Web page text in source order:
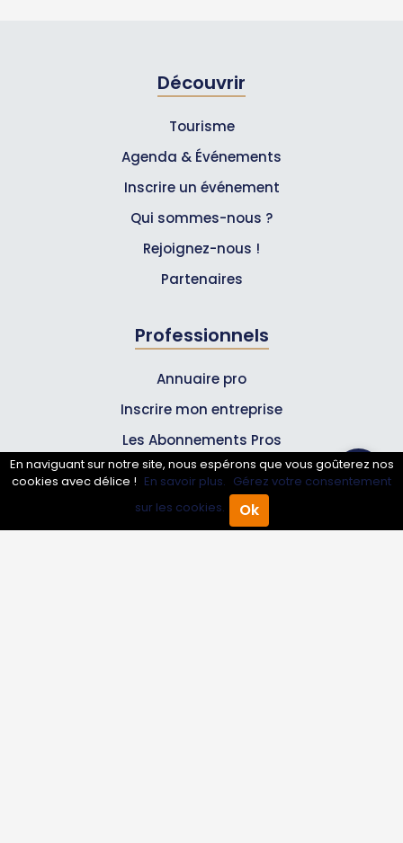
Annuaire Pro Agenda
Découvrir
Tourisme
Agenda & Événements
Inscrire un événement
Qui sommes-nous ?
Rejoignez-nous !
Partenaires
Professionnels
Annuaire pro
Inscrire mon entreprise
Les Abonnements Pros
Infos
En naviguant sur notre site, nous espérons que vous goûterez nos
cookies avec délice ! En savoir plus. Gérez votre consentement
sur les cookies.
Ok